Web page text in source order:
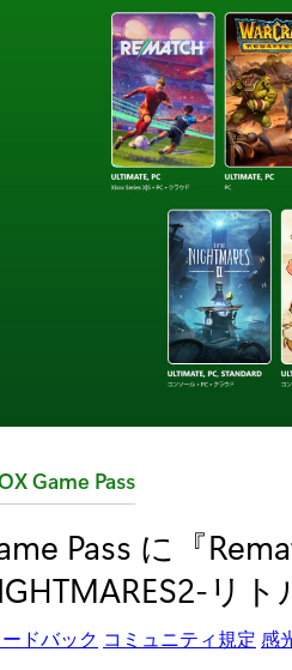
Game Pass
Pass に『
リ
ドバック コミュニティ規定 感